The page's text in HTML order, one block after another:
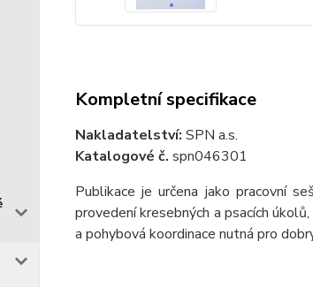
Kompletní specifikace
Nakladatelství: SPN a.s.
Katalogové č. spn046301
Publikace je určena jako pracovní
provedení kresebných a psacích
a pohybová koordinace nutná pro